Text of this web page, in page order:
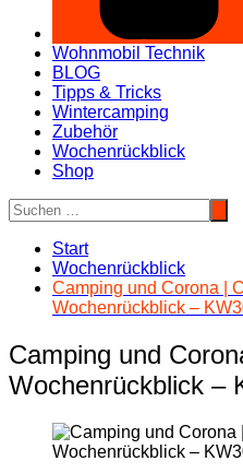
Wohnmobil Technik
BLOG
Tipps & Tricks
Wintercamping
Zubehör
Wochenrückblick
Shop
Start
Wochenrückblick
Camping und Corona |
Wochenrückblick –
Camping und
Wochenrückblick –